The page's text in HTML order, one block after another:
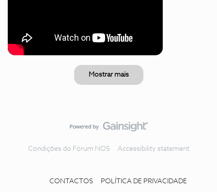
Mostrar mais
Condições do Fórum NOS Accessibility statement
CONTACTOS POLÍTICA DE PRIVACIDADE